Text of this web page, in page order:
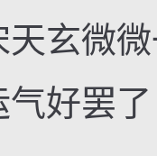
微微
好罢了